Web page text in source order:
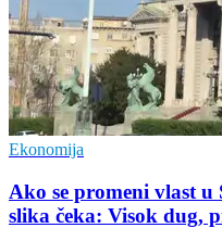
Ekonomija
Ako se promeni vlast
slika čeka: Visok dug,